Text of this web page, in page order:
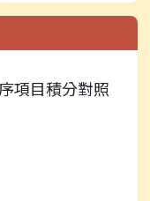
項目積分對照